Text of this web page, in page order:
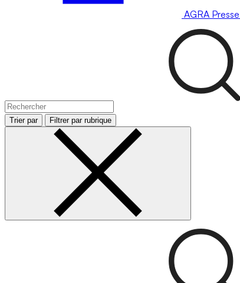
AGRA Presse
Trier par Filtrer par rubrique